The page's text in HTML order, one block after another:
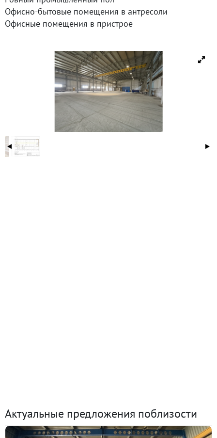
Офисно-бытовые помещения в антресоли
Офисные помещения в пристрое
Актуальные предложения поблизости